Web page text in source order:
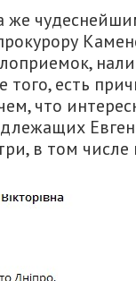
же
того, есть
что
в том